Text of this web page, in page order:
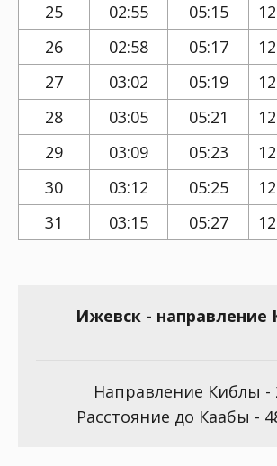
25 02:55 05:15
26
02:58 05:17
27
03:02 05:19
28
03:05 05:21
29
03:09 05:23
30
03:12 05:25
31
03:15 05:27
Ижевск - направление
Направление Киблы -
Расстояние до Каабы -